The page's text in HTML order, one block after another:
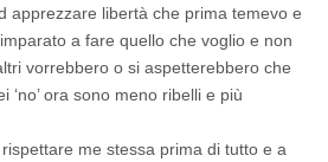
apprezzare libertà che prima temevo e
a fare quello che voglio e non
vorrebbero o si aspetterebbero che
ora sono meno ribelli e più
me stessa prima di tutto e a